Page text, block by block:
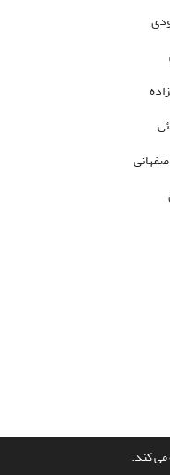
می کند.